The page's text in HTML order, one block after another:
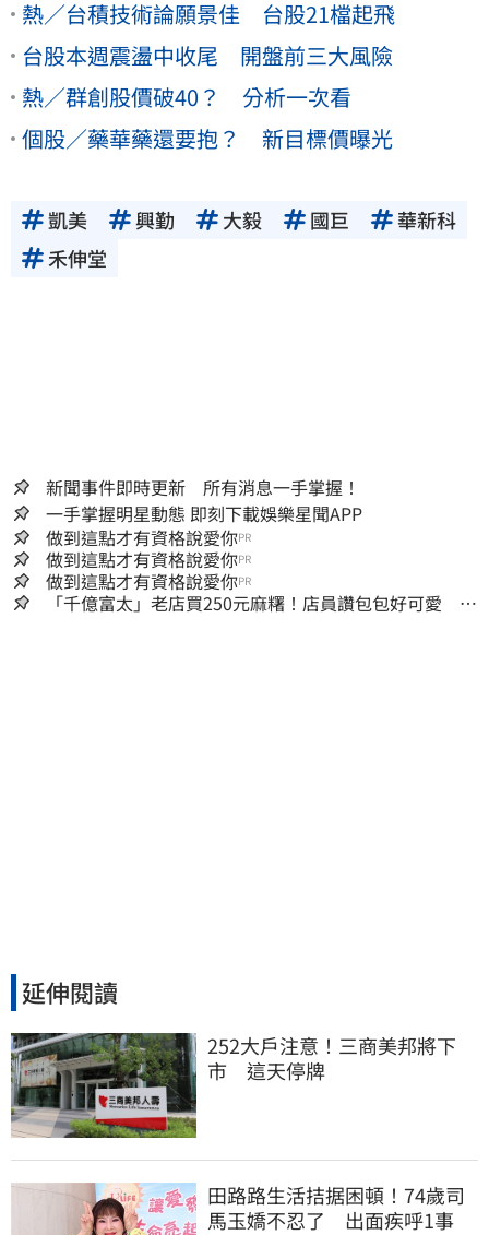
熱／台積技術論願景佳 台股21檔起飛
台股本週震盪中收尾 開盤前三大風險
熱／群創股價破40？ 分析一次看
個股／藥華藥還要抱？ 新目標價曝光
凱美 興勤 大毅 國巨
華新科
禾伸堂
新聞事件即時更新 所有消息一手掌握！
一手掌握明星動態 即刻下載娛樂星聞APP
做到這點才有資格說愛你PR
做到這點才有資格說愛你PR
做到這點才有資格說愛你PR
「千億富太」老店買250元麻糬！店員讚包包好可愛 笑
延伸閱讀
252大戶注意！三商美邦將下
市　這天停牌
田路路生活拮据困頓！74歲司
馬玉嬌不忍了 出面疾呼1事